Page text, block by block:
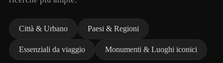
Città & Urbano Paesi & Regioni
Essenziali da viaggio Monumenti & Luoghi iconici